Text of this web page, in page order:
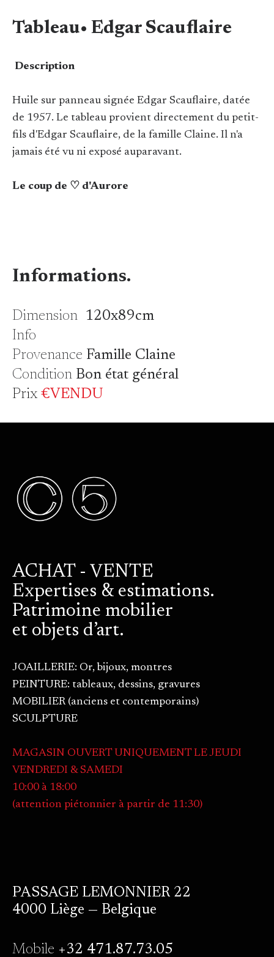
Tableau• Edgar Scauflaire
Description
Huile sur panneau signée Edgar Scauflaire, datée
de 1957. Le tableau provient directement du petit-
fils d'Edgar Scauflaire, de la famille Claine. Il n'a
jamais été vu ni exposé auparavant.
Le coup de ♡ d'Aurore
Informations.
Dimension120x89cm
Info
Provenance Famille Claine
Condition Bon état général
Prix€VENDU
ACHAT - VENTE
Expertises & estimations.
Patrimoine mobilier
et objets d’art.
JOAILLERIE: Or, bijoux, montres
PEINTURE: tableaux, dessins, gravures
MOBILIER (anciens et contemporains)
SCULPTURE
MAGASIN OUVERT UNIQUEMENT LE JEUDI
VENDREDI & SAMEDI
10:00 à 18:00
(attention piétonnier à partir de 11:30)
PASSAGE LEMONNIER 22
4000 Liège — Belgique
Mobile +32 471.87.73.05